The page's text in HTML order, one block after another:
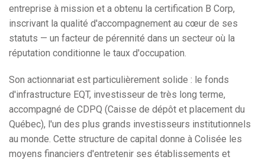
entreprise à mission et a obtenu la certification B Corp,
inscrivant la qualité d'accompagnement au cœur de ses
statuts — un facteur de pérennité dans un secteur où la
réputation conditionne le taux d'occupation.
Son actionnariat est particulièrement solide : le fonds
d'infrastructure EQT, investisseur de très long terme,
accompagné de CDPQ (Caisse de dépôt et placement du
Québec), l'un des plus grands investisseurs institutionnels
au monde. Cette structure de capital donne à Colisée les
moyens financiers d'entretenir ses établissements et